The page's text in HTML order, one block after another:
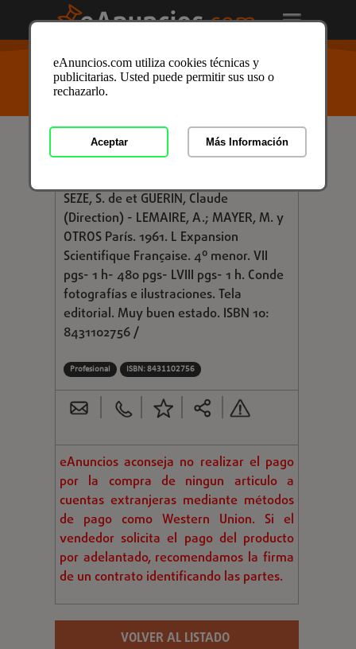
USTED ESTÁ AQUÍ>Anuncios clasificados/Formación
y Libros/Libros y Mas/Libros de Texto/Libros de
Texto en Granada/ Anuncio ID: 3311535
€ 9,00
SEZE, S. de et GUERIN, Claude
(Direction) - LEMAIRE, A.; MAYER, M. y
OTROS París. 1961. L Expansion
Scientifique Française. 4º menor. VII
pgs- 1 h- 480 pgs- LVIII pgs- 1 h. Conde
fotografías e ilustraciones. Tela
editorial. Muy buen estado. ISBN 10:
8431102756 /
Profesional ISBN: 8431102756
eAnuncios aconseja no realizar el pago
por la compra de ningun articulo a
cuentas extranjeras mediante métodos
de pago como Western Union. Si el
vendedor solicita el pago del producto
por adelantado, recomendamos la firma
de un contrato identificando las partes.
VOLVER AL LISTADO
eAnuncios.com utiliza cookies técnicas y
publicitarias. Usted puede permitir sus uso o
rechazarlo.
Aceptar Más Información